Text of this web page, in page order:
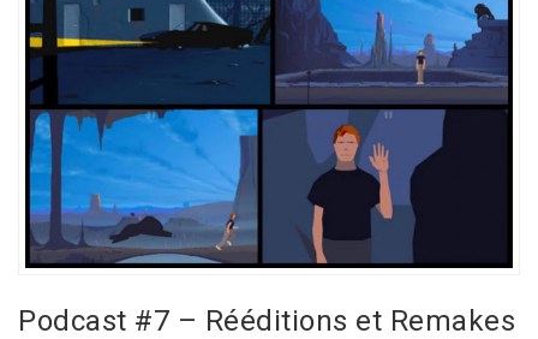
Podcast #7 – Rééditions et Remakes